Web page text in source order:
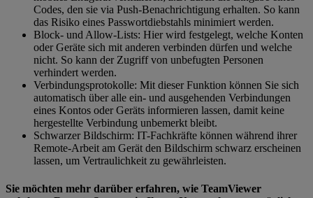
Codes, den sie via Push-Benachrichtigung erhalten. So kann
das Risiko eines Passwortdiebstahls minimiert werden.
Block- und Allow-Lists: Hier wird festgelegt, welche Konten
oder Geräte sich mit anderen verbinden dürfen und welche
nicht. So kann der Zugriff von unbefugten Personen
verhindert werden.
Verbindungsprotokolle: Mit dieser Funktion können Sie sich
automatisch über alle ein- und ausgehenden Verbindungen
eines Kontos oder Geräts informieren lassen, damit keine
hergestellte Verbindung unbemerkt bleibt.
Schwarzer Bildschirm: IT-Fachkräfte können während ihrer
Remote-Arbeit am Gerät den Bildschirm schwarz erscheinen
lassen, um Vertraulichkeit zu gewährleisten.
Sie möchten mehr darüber erfahren, wie TeamViewer